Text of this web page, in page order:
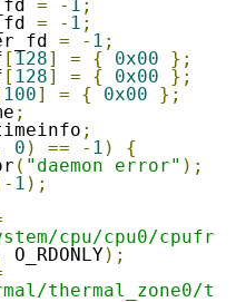
= - 1 ;
= - 1 ;
= - 1 ;
[128] = { 0x00
};
[ 128] = { 0x00
};
100] = { 0x00
};
;
;
0 ) == - 1 )
{
( "daemon error" );
1 );
cpu/cpu0/cpufr
O_RDONLY);
thermal_zone0/t